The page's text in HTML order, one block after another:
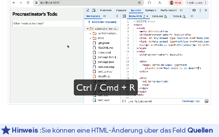
Hinweis :Sie können eine HTML-Änderung über das Feld Quellen